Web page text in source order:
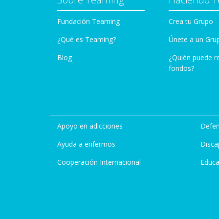
Fundación Teaming
¿Qué es Teaming?
Blog
Crea tu Grupo
Únete a un
¿Quién puede
fondos?
Apoyo en adicciones
Ayuda a enfermos
Cooperación Internacional